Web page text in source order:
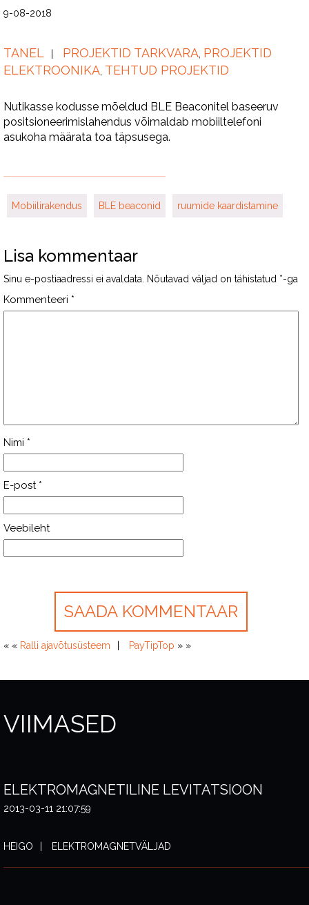
9-08-2018
TANEL PROJEKTID TARKVARA PROJEKTID
ELEKTROONIKA TEHTUD PROJEKTID
Nutikasse kodusse mõeldud BLE Beaconitel baseeruv
positsioneerimislahendus võimaldab mobiiltelefoni
asukoha määrata toa täpsusega.
Mobiilirakendus BLE beaconid ruumide kaardistamine
Lisa kommentaar
Sinu e-postiaadressi ei avaldata. Nõutavad väljad on tähistatud *-ga
Kommenteeri *
Nimi *
E-post *
Veebileht
« « Ralli ajavõtusüsteem PayTipTop » »
VIIMASED
ELEKTROMAGNETILINE LEVITATSIOON
2013-03-11 21:07:59
HEIGO ELEKTROMAGNETVÄLJAD